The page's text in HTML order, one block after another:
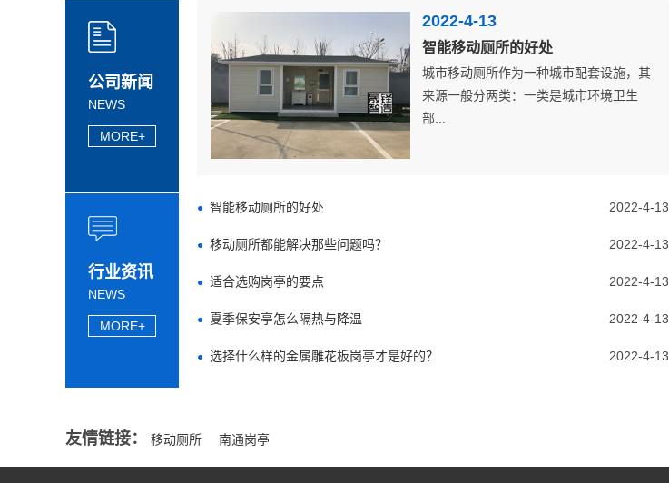
公司新闻
NEWS
MORE+
行业资讯
NEWS
MORE+
2022-4-13
智能移动厕所的好处
城市移动厕所作为一种城市配套设施，其
来源一般分两类：一类是城市环境卫生
部...
智能移动厕所的好处 2022-4-13
移动厕所都能解决那些问题吗？ 2022-4-13
适合选购岗亭的要点 2022-4-13
夏季保安亭怎么隔热与降温 2022-4-13
选择什么样的金属雕花板岗亭才是好的？ 2022-4-13
友情链接： 移动厕所 南通岗亭